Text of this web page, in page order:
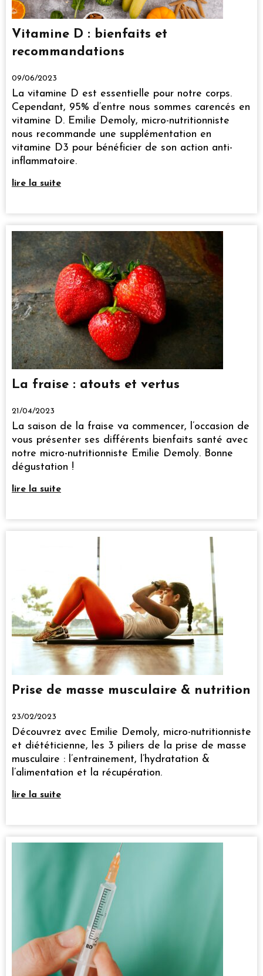
Vitamine D : bienfaits et
recommandations
09/06/2023
La vitamine D est essentielle pour notre corps.
Cependant, 95% d’entre nous sommes carencés en
vitamine D. Emilie Demoly, micro-nutritionniste
nous recommande une supplémentation en
vitamine D3 pour bénéficier de son action anti-
inflammatoire.
lire la suite
La fraise : atouts et vertus
21/04/2023
La saison de la fraise va commencer, l’occasion de
vous présenter ses différents bienfaits santé avec
notre micro-nutritionniste Emilie Demoly. Bonne
dégustation !
lire la suite
Prise de masse musculaire & nutrition
23/02/2023
Découvrez avec Emilie Demoly, micro-nutritionniste
et diététicienne, les 3 piliers de la prise de masse
musculaire : l’entrainement, l’hydratation &
l’alimentation et la récupération.
lire la suite